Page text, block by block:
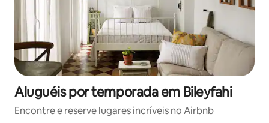
Aluguéis por temporada em Bileyfahi
Encontre e reserve lugares incríveis no Airbnb